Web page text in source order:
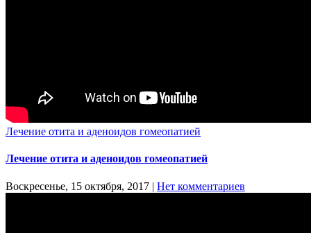
Лечение отита и аденоидов гомеопатией
Лечение отита и аденоидов гомеопатией
Воскресенье, 15 октября, 2017 | Нет комментариев